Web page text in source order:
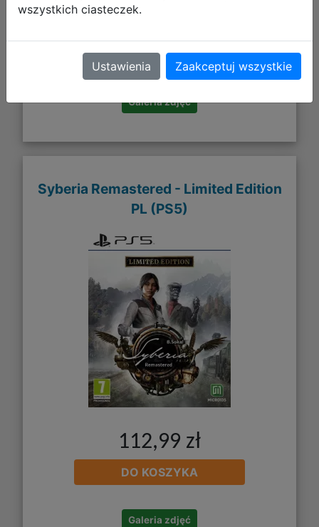
DO KOSZYKA
Galeria zdjęć
Syberia Remastered - Limited Edition
PL (PS5)
112,99 zł
DO KOSZYKA
Galeria zdjęć
wszystkich ciasteczek.
Ustawienia Zaakceptuj wszystkie